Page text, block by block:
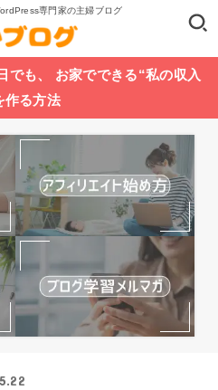
専門家の主婦ブログ
でも、 お家でできる“私の収入
作る方法